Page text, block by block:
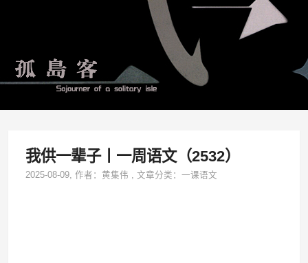
我供一辈子丨一周语文（2532）
2025-08-09, 作者：黄集伟 ,文章分类：一课语文